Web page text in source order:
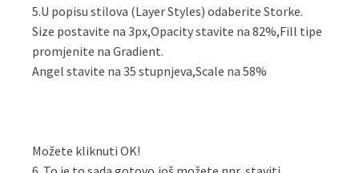
5.U popisu stilova (Layer Styles) odaberite Storke.
Size postavite na 3px,Opacity stavite na 82%,Fill tipe
promjenite na Gradient.
Angel stavite na 35 stupnjeva,Scale na 58%
Možete kliknuti OK!